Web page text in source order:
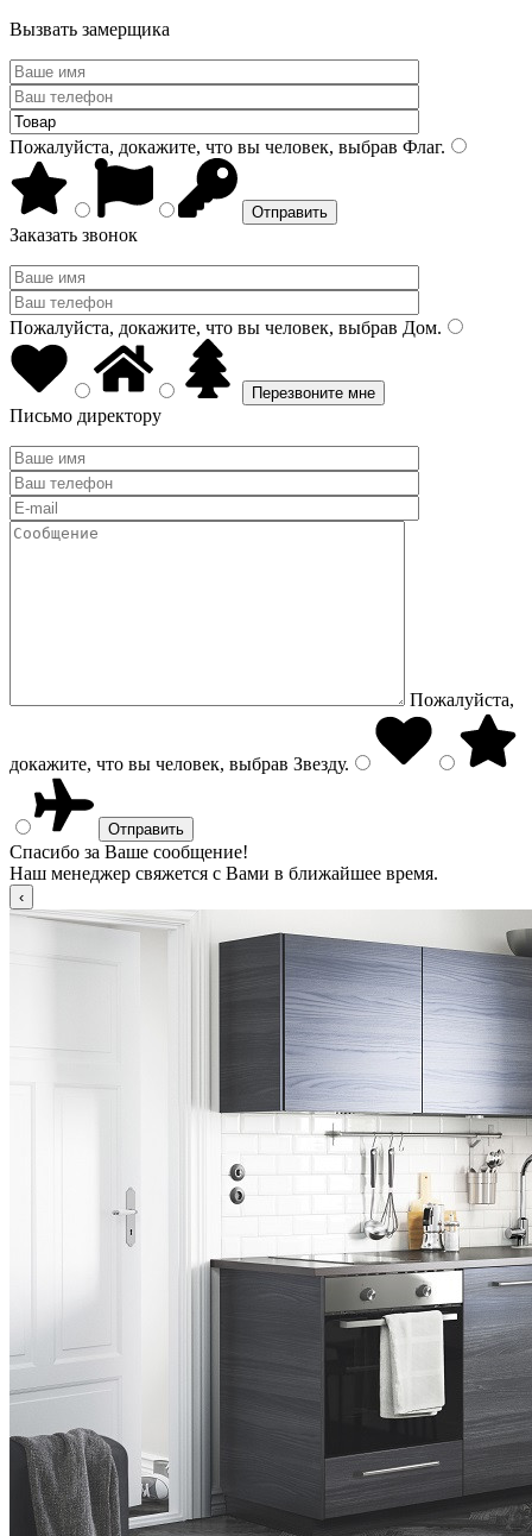
Вызвать замерщика
Пожалуйста, докажите, что вы человек, выбрав Флаг.
Заказать звонок
Пожалуйста, докажите, что вы человек, выбрав Дом.
Письмо директору
Пожалуйста,
докажите, что вы человек, выбрав Звезду.
Спасибо за Ваше сообщение!
Наш менеджер свяжется с Вами в ближайшее время.